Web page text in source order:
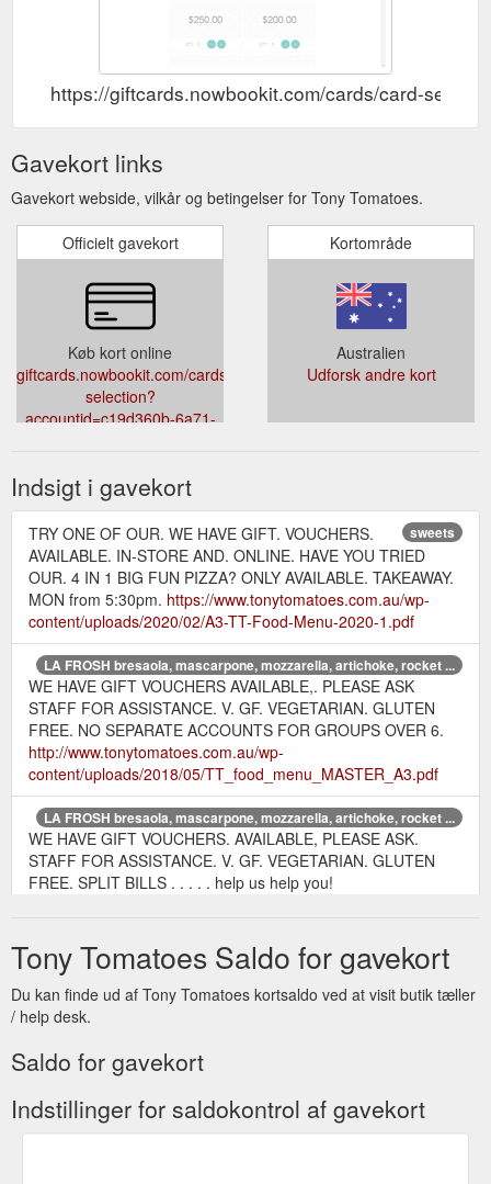
https://giftcards.nowbookit.com/cards/card-
Gavekort links
Gavekort webside, vilkår og betingelser for Tony Tomatoes.
Officielt gavekort
Køb kort online
giftcards.nowbookit.com/cards/card-
selection?
accountid=c19d360b-6a71-
Kortområde
Australien
Udforsk andre kort
Indsigt i gavekort
sweets
TRY ONE OF OUR. WE HAVE GIFT. VOUCHERS.
AVAILABLE. IN-STORE AND. ONLINE. HAVE YOU TRIED
OUR. 4 IN 1 BIG FUN PIZZA? ONLY AVAILABLE. TAKEAWAY.
MON from 5:30pm. https://www.tonytomatoes.com.au/wp-
content/uploads/2020/02/A3-TT-Food-Menu-2020-1.pdf
LA FROSH bresaola, mascarpone, mozzarella, artichoke, rocket ...
WE HAVE GIFT VOUCHERS AVAILABLE,. PLEASE ASK
STAFF FOR ASSISTANCE. V. GF. VEGETARIAN. GLUTEN
FREE. NO SEPARATE ACCOUNTS FOR GROUPS OVER 6.
http://www.tonytomatoes.com.au/wp-
content/uploads/2018/05/TT_food_menu_MASTER_A3.pdf
LA FROSH bresaola, mascarpone, mozzarella, artichoke, rocket ...
WE HAVE GIFT VOUCHERS. AVAILABLE, PLEASE ASK.
STAFF FOR ASSISTANCE. V. GF. VEGETARIAN. GLUTEN
FREE. SPLIT BILLS . . . . . help us help you!
2019.pdf
Tony Tomatoes Saldo for gavekort
Du kan finde ud af Tony Tomatoes kortsaldo ved at visit butik tæller
/ help desk.
Saldo for gavekort
Indstillinger for saldokontrol af gavekort